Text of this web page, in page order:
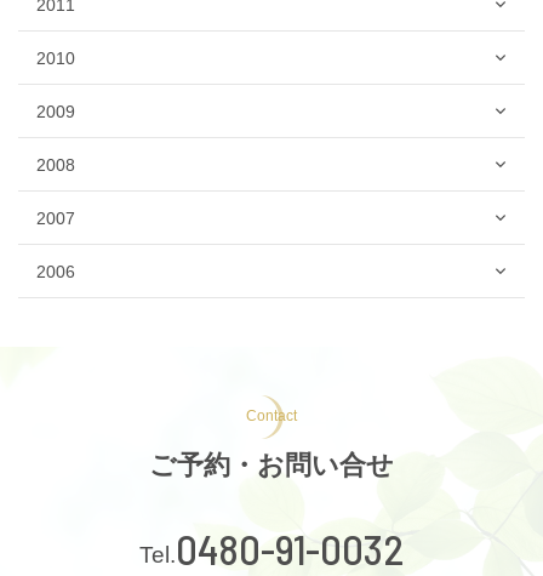
2011
2010
2009
2008
2007
2006
Contact
ご予約・お問い合せ
0480-91-0032